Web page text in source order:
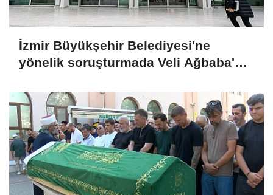
İzmir Büyükşehir Belediyesi'ne
yönelik soruşturmada Veli Ağbaba'nın